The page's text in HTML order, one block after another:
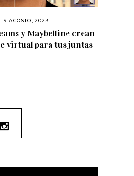
9 AGOSTO, 2023
y Maybelline crean
virtual para tus juntas